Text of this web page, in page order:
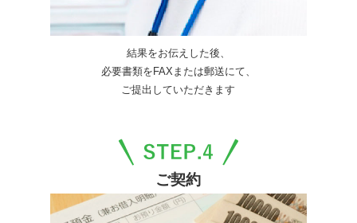
結果をお伝えした後、
必要書類をFAXまたは郵送にて、
ご提出していただきます
ご契約